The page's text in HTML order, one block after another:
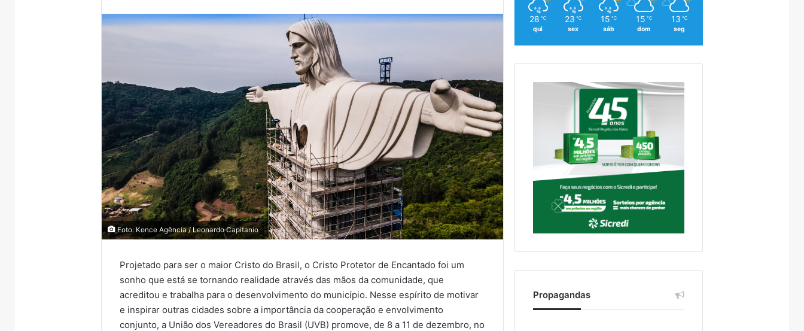
Foto: Konce Agência / Leonardo Capitanio
Projetado para ser o maior Cristo do Brasil, o Cristo Protetor de Encantado foi um
sonho que está se tornando realidade através das mãos da comunidade, que
acreditou e trabalha para o desenvolvimento do município. Nesse espírito de motivar
e inspirar outras cidades sobre a importância da cooperação e envolvimento
conjunto, a União dos Vereadores do Brasil (UVB) promove, de 8 a 11 de dezembro, no
28 ℃
qui
23 ℃
sex
15 ℃
sáb
15 ℃
dom
13 ℃
seg
Propagandas